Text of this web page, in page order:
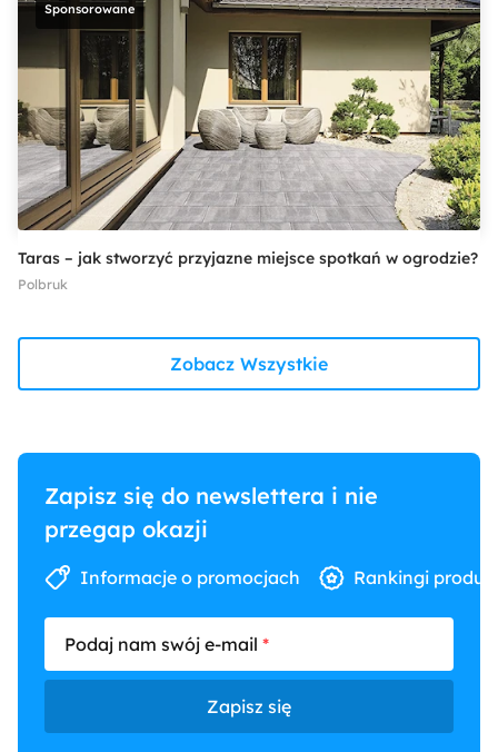
Sponsorowane
Taras – jak stworzyć przyjazne miejsce spotkań w ogrodzie?
Polbruk
Zobacz Wszystkie
Zapisz się do newslettera i nie
przegap okazji
Informacje o promocjach Rankingi
Podaj nam swój e-mail
Zapisz się